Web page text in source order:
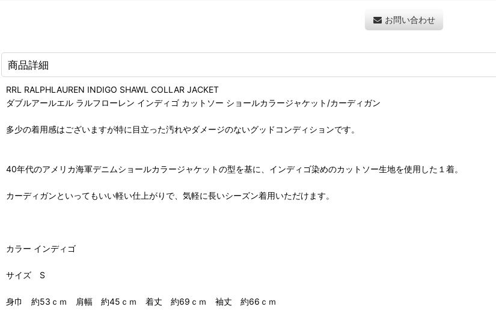
お問い合わせ
商品詳細
RRL RALPHLAUREN INDIGO SHAWL COLLAR JACKET
ダブルアールエル ラルフローレン インディゴ カットソー ショールカラージャケット/カーディガン
多少の着用感はございますが特に目立った汚れやダメージのないグッドコンディションです。
40年代のアメリカ海軍デニムショールカラージャケットの型を基に、インディゴ染めのカットソー生地を使用した１着。
カーディガンといってもいい軽い仕上がりで、気軽に長いシーズン着用いただけます。
カラー インディゴ
サイズ S
身巾 約53ｃｍ 肩幅 約45ｃｍ 着丈 約69ｃｍ 袖丈 約66ｃｍ